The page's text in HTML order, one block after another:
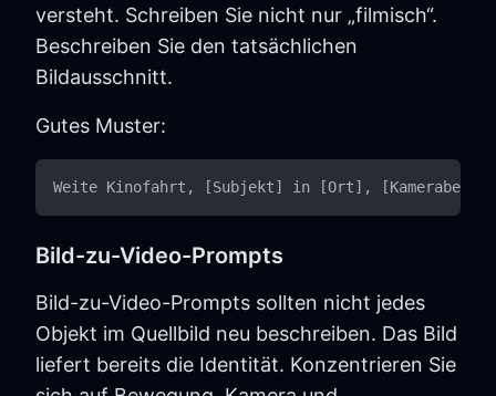
versteht. Schreiben Sie nicht nur „filmisch“.
Beschreiben Sie den tatsächlichen
Bildausschnitt.
Gutes Muster:
Bild-zu-Video-Prompts
Bild-zu-Video-Prompts sollten nicht jedes
Objekt im Quellbild neu beschreiben. Das Bild
liefert bereits die Identität. Konzentrieren Sie